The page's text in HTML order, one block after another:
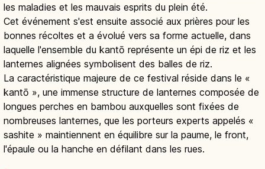
les maladies et les mauvais esprits du plein été.
Cet événement s'est ensuite associé aux prières pour les
bonnes récoltes et a évolué vers sa forme actuelle, dans
laquelle l'ensemble du kantō représente un épi de riz et les
lanternes alignées symbolisent des balles de riz.
La caractéristique majeure de ce festival réside dans le «
kantō », une immense structure de lanternes composée de
longues perches en bambou auxquelles sont fixées de
nombreuses lanternes, que les porteurs experts appelés «
sashite » maintiennent en équilibre sur la paume, le front,
l'épaule ou la hanche en défilant dans les rues.